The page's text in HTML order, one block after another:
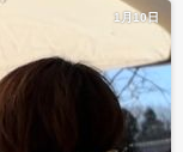
1月10日